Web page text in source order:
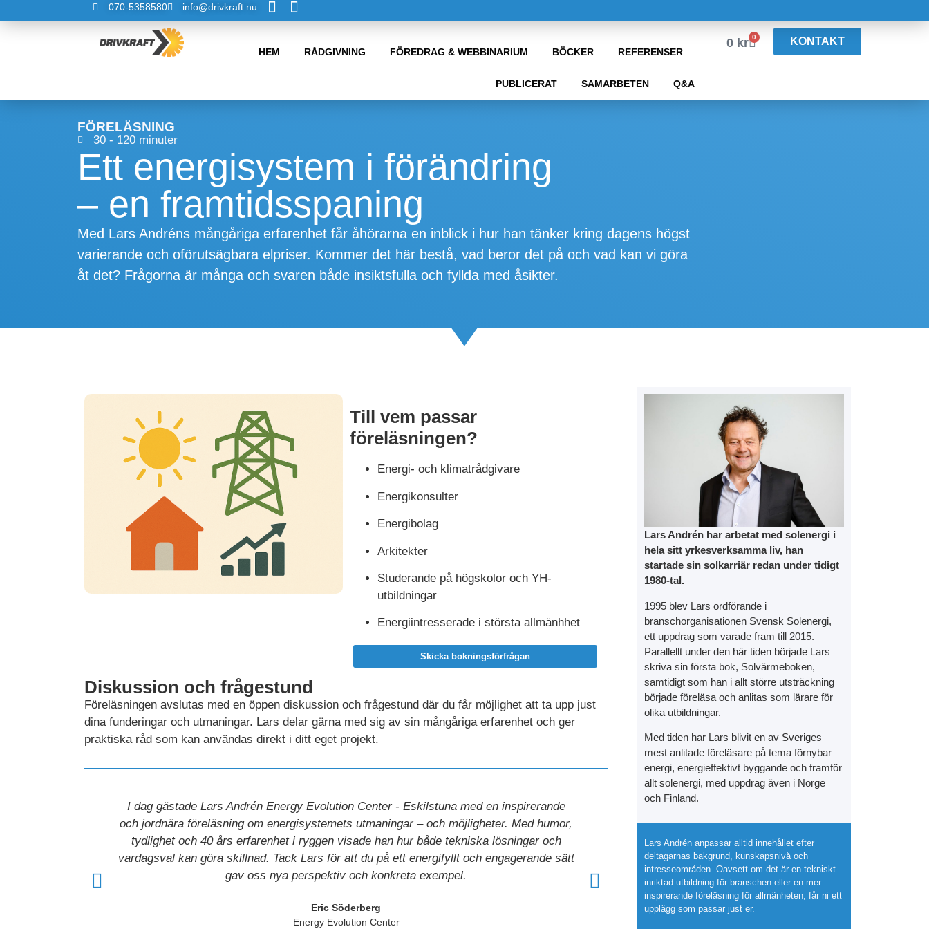
070-5358580 info@drivkraft.nu
HEM RÅDGIVNING FÖREDRAG & WEBBINARIUM BÖCKER REFERENSER
PUBLICERAT SAMARBETEN Q&A
KONTAKT
0 kr 0
FÖRELÄSNING
30 - 120 minuter
Ett energisystem i förändring
– en framtidsspaning
Med Lars Andréns mångåriga erfarenhet får åhörarna en inblick i hur han tänker kring dagens högst
varierande och oförutsägbara elpriser. Kommer det här bestå, vad beror det på och vad kan vi göra
åt det? Frågorna är många och svaren både insiktsfulla och fyllda med åsikter.
Till vem passar
föreläsningen?
Energi- och klimatrådgivare
Energikonsulter
Energibolag
Arkitekter
Studerande på högskolor och YH-
utbildningar
Energiintresserade i största allmänhhet
Skicka bokningsförfrågan
Diskussion och frågestund
Föreläsningen avslutas med en öppen diskussion och frågestund där du får möjlighet att ta upp just
dina funderingar och utmaningar. Lars delar gärna med sig av sin mångåriga erfarenhet och ger
praktiska råd som kan användas direkt i ditt eget projekt.
I dag gästade Lars Andrén Energy Evolution Center - Eskilstuna med en inspirerande
och jordnära föreläsning om energisystemets utmaningar – och möjligheter. Med humor,
tydlighet och 40 års erfarenhet i ryggen visade han hur både tekniska lösningar och
vardagsval kan göra skillnad. Tack Lars för att du på ett energifyllt och engagerande sätt
gav oss nya perspektiv och konkreta exempel.
Eric Söderberg
Energy Evolution Center
Nercia har anlitat Lars som gästföreläsare i våra
solenergi. Det har varit mycket uppskattat och
kompetens och brinnande intresse inom solenergi och
vid fler tillfällen! Anna Belinki, Affärsutvecklingsansvarig
Anna Belinki, Affärsutvecklingsansvarig och
Lars Andrén har arbetat med solenergi i
hela sitt yrkesverksamma liv, han
startade sin solkarriär redan under tidigt
1980-tal.
1995 blev Lars ordförande i
branschorganisationen Svensk Solenergi,
ett uppdrag som varade fram till 2015.
Parallellt under den här tiden började Lars
skriva sin första bok, Solvärmeboken,
samtidigt som han i allt större utsträckning
började föreläsa och anlitas som lärare för
olika utbildningar.
Med tiden har Lars blivit en av Sveriges
mest anlitade föreläsare på tema förnybar
energi, energieffektivt byggande och framför
allt solenergi, med uppdrag även i Norge
och Finland.
Lars Andrén anpassar alltid innehållet efter
deltagarnas bakgrund, kunskapsnivå och
intresseområden. Oavsett om det är en tekniskt
inriktad utbildning för branschen eller en mer
inspirerande föreläsning för allmänheten, får ni ett
upplägg som passar just er.